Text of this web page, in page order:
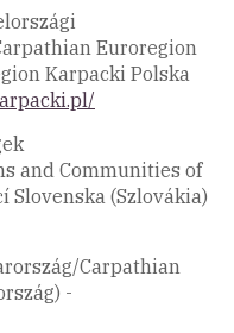
Euroregion
Karpacki Polska
and Communities of
Slovenska (Szlovákia)
Carpathian
-